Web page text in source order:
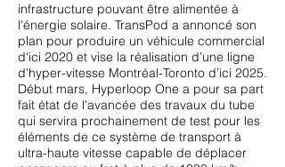
infrastructure pouvant être alimentée à
l'énergie solaire. TransPod a annoncé son
plan pour produire un véhicule commercial
d'ici 2020 et vise la réalisation d’une ligne
d’hyper-vitesse Montréal-Toronto d’ici 2025.
Début mars, Hyperloop One a pour sa part
fait état de l'avancée des travaux du tube
qui servira prochainement de test pour les
éléments de ce système de transport à
ultra-haute vitesse capable de déplacer